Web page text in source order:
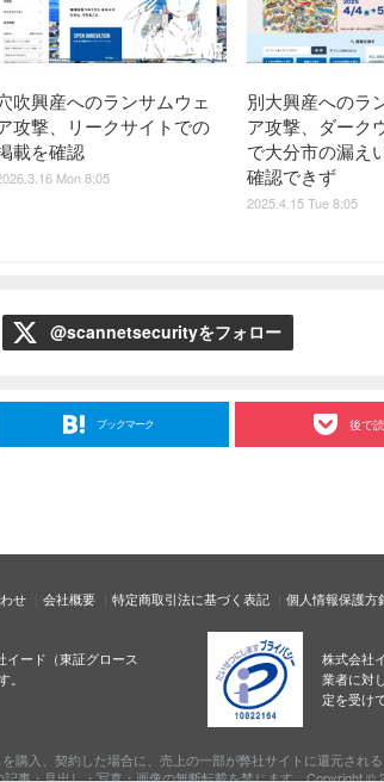
吹興産へのランサムウェ
攻撃、リークサイトでの
載を確認
Mon 8:05
別大興産へのラ
ア攻撃、ダーク
で大分市の漏え
確認できず
2025.4.15 Tue 8:05
@scannetsecurityをフォロー
ブックマーク 後で
せ 会社概要 特定商取引法に基づく表記 個人情報保護方
イード（東証グロース
。
株式会社
業者に対
定を受け
購入、契約した場合に、売上の一部が弊社サイトに還元される
事・見出し・写真・画像の無断転載を禁じます。Copyright ©